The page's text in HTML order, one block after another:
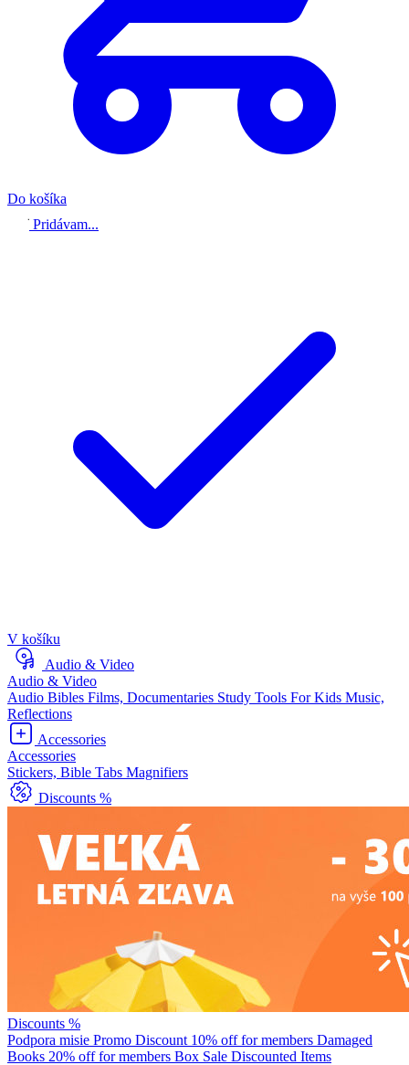
Do košíka
Pridávam...
V košíku
Audio & Video
Audio & Video
Audio Bibles Films, Documentaries Study Tools For Kids Music,
Reflections
Accessories
Accessories
Stickers, Bible Tabs Magnifiers
Discounts %
Discounts %
Podpora misie Promo Discount 10% off for members Damaged
Books 20% off for members Box Sale Discounted Items